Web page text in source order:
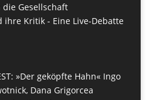
Gesellschaft
ihre Kritik - Eine Live-Debatte
»Der geköpfte Hahn« Ingo
Dana Grigorcea